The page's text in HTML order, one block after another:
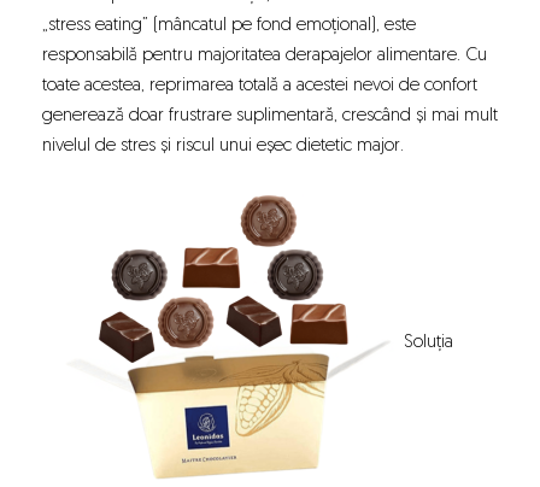
„stress eating” (mâncatul pe fond emoțional), este
responsabilă pentru majoritatea derapajelor alimentare. Cu
toate acestea, reprimarea totală a acestei nevoi de confort
generează doar frustrare suplimentară, crescând și mai mult
nivelul de stres și riscul unui eșec dietetic major.
Soluția